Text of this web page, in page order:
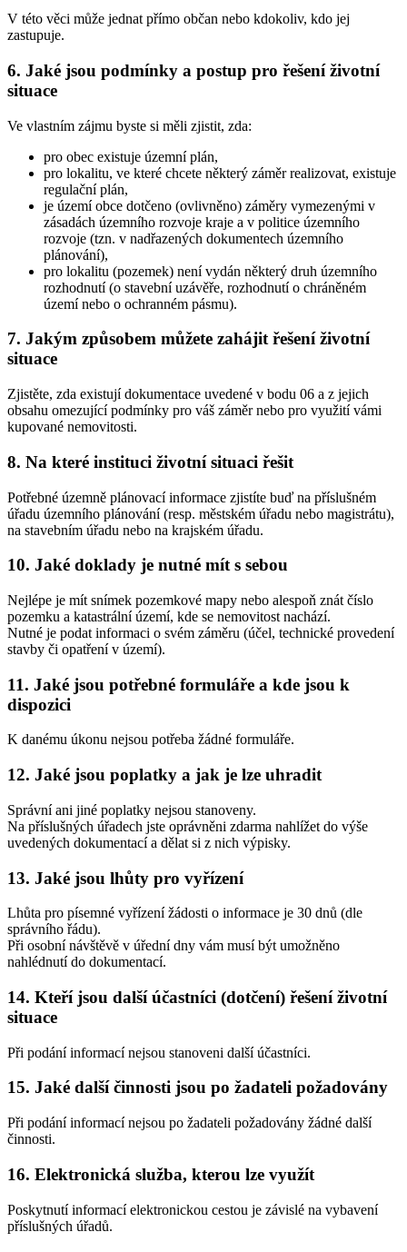
V této věci může jednat přímo občan nebo kdokoliv, kdo jej
zastupuje.
6. Jaké jsou podmínky a postup pro řešení životní
situace
Ve vlastním zájmu byste si měli zjistit, zda:
pro obec existuje územní plán,
pro lokalitu, ve které chcete některý záměr realizovat, existuje
regulační plán,
je území obce dotčeno (ovlivněno) záměry vymezenými v
zásadách územního rozvoje kraje a v politice územního
rozvoje (tzn. v nadřazených dokumentech územního
plánování),
pro lokalitu (pozemek) není vydán některý druh územního
rozhodnutí (o stavební uzávěře, rozhodnutí o chráněném
území nebo o ochranném pásmu).
7. Jakým způsobem můžete zahájit řešení životní
situace
Zjistěte, zda existují dokumentace uvedené v bodu 06 a z jejich
obsahu omezující podmínky pro váš záměr nebo pro využití vámi
kupované nemovitosti.
8. Na které instituci životní situaci řešit
Potřebné územně plánovací informace zjistíte buď na příslušném
úřadu územního plánování (resp. městském úřadu nebo magistrátu),
na stavebním úřadu nebo na krajském úřadu.
10. Jaké doklady je nutné mít s sebou
Nejlépe je mít snímek pozemkové mapy nebo alespoň znát číslo
pozemku a katastrální území, kde se nemovitost nachází.
Nutné je podat informaci o svém záměru (účel, technické provedení
stavby či opatření v území).
11. Jaké jsou potřebné formuláře a kde jsou k
dispozici
K danému úkonu nejsou potřeba žádné formuláře.
12. Jaké jsou poplatky a jak je lze uhradit
Správní ani jiné poplatky nejsou stanoveny.
Na příslušných úřadech jste oprávněni zdarma nahlížet do výše
uvedených dokumentací a dělat si z nich výpisky.
13. Jaké jsou lhůty pro vyřízení
Lhůta pro písemné vyřízení žádosti o informace je 30 dnů (dle
správního řádu).
Při osobní návštěvě v úřední dny vám musí být umožněno
nahlédnutí do dokumentací.
14. Kteří jsou další účastníci (dotčení) řešení životní
situace
Při podání informací nejsou stanoveni další účastníci.
15. Jaké další činnosti jsou po žadateli požadovány
Při podání informací nejsou po žadateli požadovány žádné další
činnosti.
16. Elektronická služba, kterou lze využít
Poskytnutí informací elektronickou cestou je závislé na vybavení
příslušných úřadů.